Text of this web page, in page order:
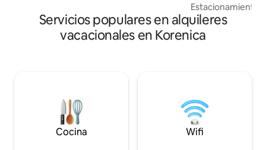
privada y muebles y equipos nuevos y
modernos. Cerca del apartamento
Satori puedes encontrar fácilmente
hermoso paisaje
impresionante. Cerca, hay una
oportunidad de
antiguo fuerte
restaurantes
de 3 km.
Estacionamiento
Servicios populares en alquileres
vacacionales en Korenica
Cocina Wifi